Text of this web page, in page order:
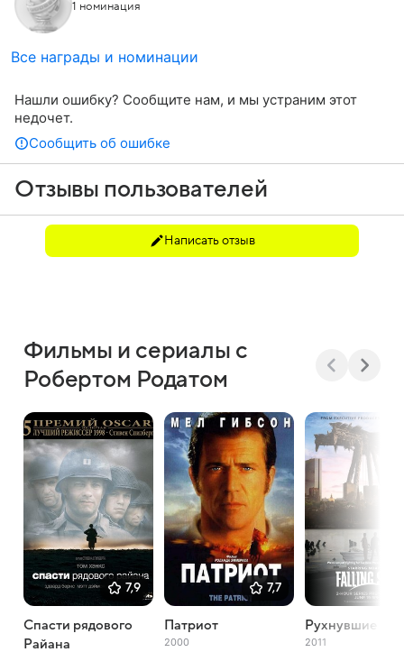
1 номинация
Все награды и номинации
Нашли ошибку? Сообщите нам, и мы устраним этот
недочет.
Сообщить об ошибке
Отзывы пользователей
Написать отзыв
Фильмы и сериалы с
Робертом Родатом
7,9
Спасти рядового
Райана
7,7
Патриот
2000
Рухнувшие
2011